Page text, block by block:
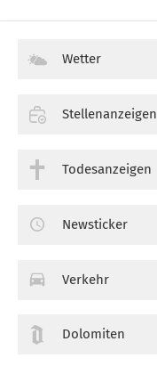
Wetter
Stellenanzeigen
Todesanzeigen
Newsticker
Verkehr
Dolomiten